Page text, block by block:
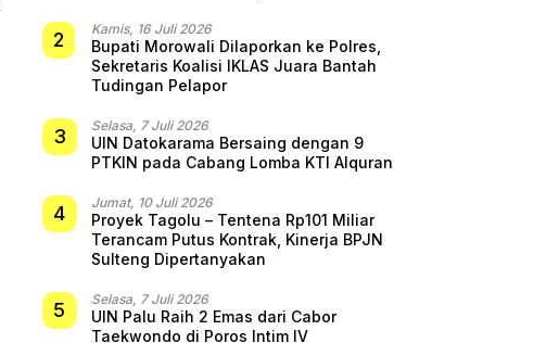
2 Kamis, 16 Juli 2026
Bupati Morowali Dilaporkan ke Polres,
Sekretaris Koalisi IKLAS Juara Bantah
Tudingan Pelapor
3 Selasa, 7 Juli 2026
UIN Datokarama Bersaing dengan 9
PTKIN pada Cabang Lomba KTI Alquran
4 Jumat, 10 Juli 2026
Proyek Tagolu – Tentena Rp101 Miliar
Terancam Putus Kontrak, Kinerja BPJN
Sulteng Dipertanyakan
5 Selasa, 7 Juli 2026
UIN Palu Raih 2 Emas dari Cabor
Taekwondo di Poros Intim IV